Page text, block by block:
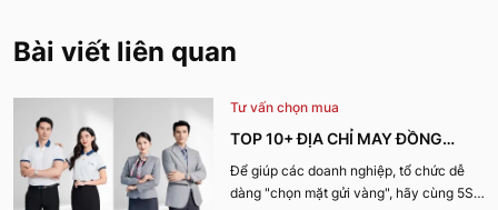
Bài viết liên quan
Tư vấn chọn mua
TOP 10+ ĐỊA CHỈ MAY ĐỒNG
PHỤC CÔNG TY ĐẸP, UY TÍN
NHẤT HIỆN NAY
Để giúp các doanh nghiệp, tổ chức dễ
dàng "chọn mặt gửi vàng", hãy cùng 5S